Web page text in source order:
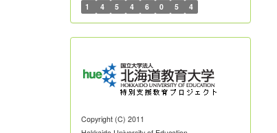
1 4 5 4 6 0 5 4
Copyright (C) 2011